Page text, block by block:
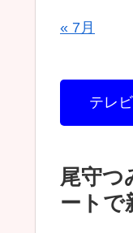
« 7月
テレ
尾守つ
ートで